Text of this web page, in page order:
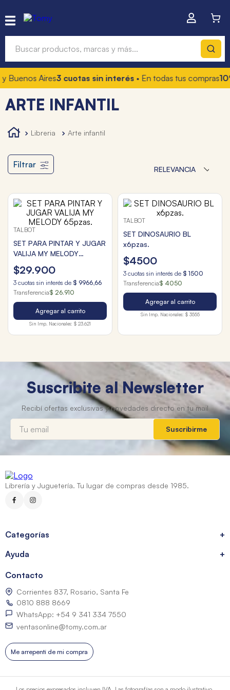
Buenos Aires3 cuotas sin interés• En todas tus compras
ARTE INFANTIL
libreria arte infantil
Filtrar RELEVANCIA
TALBOT
SET PARA PINTAR Y JUGAR
VALIJA MY MELODY
65pzas.
$29.900
3 cuotas sin interés de $ 9966,66
Transferencia$ 26.910
Agregar al carrito
Sin Imp. Nacionales: $ 23.621
TALBOT
SET DINOSAURIO BL
x6pzas.
$4500
3 cuotas sin interés de $ 1500
Transferencia$ 4050
Agregar al carrito
Sin Imp. Nacionales: $ 3555
Suscribite al Newsletter
Suscribirme
Librería y Juguetería. Tu lugar de compras desde 1985.
Categorías
+
Ayuda
+
Contacto
Corrientes 837, Rosario, Santa Fe
0810 888 8669
WhatsApp: +54 9 341 334 7550
ventasonline@tomy.com.ar
Me arrepentí de mi compra
Términos más buscados
1.
hot wheels
3.
4. marcadores